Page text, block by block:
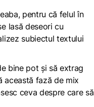
pentru că felul în
lasă deseori cu
subiectul textului
bine pot și să extrag
această fază de mix
ceva despre care să